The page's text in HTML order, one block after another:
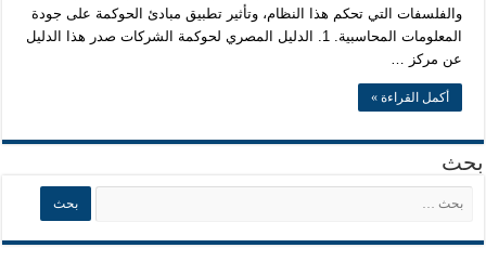
والفلسفات التي تحكم هذا النظام، وتأثير تطبيق مبادئ الحوكمة على جودة
المعلومات المحاسبية. 1. الدليل المصري لحوكمة الشركات صدر هذا الدليل
عن مركز …
أكمل القراءة »
بحث